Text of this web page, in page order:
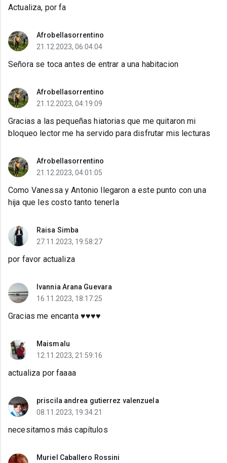
Actualiza, por fa
Afrobellasorrentino
21.12.2023, 06:04:04
Señora se toca antes de entrar a una habitacion
Afrobellasorrentino
21.12.2023, 04:19:09
Gracias a las pequeñas hiatorias que me quitaron mi
bloqueo lector me ha servido para disfrutar mis lecturas
Afrobellasorrentino
21.12.2023, 04:01:05
Como Vanessa y Antonio llegaron a este punto con una
hija que les costo tanto tenerla
Raisa Simba
27.11.2023, 19:58:27
por favor actualiza
Ivannia Arana Guevara
16.11.2023, 18:17:25
Gracias me encanta ♥️♥️♥️♥️
Maismalu
12.11.2023, 21:59:16
actualiza por faaaa
priscila andrea gutierrez valenzuela
08.11.2023, 19:34:21
necesitamos más capítulos
Muriel Caballero Rossini